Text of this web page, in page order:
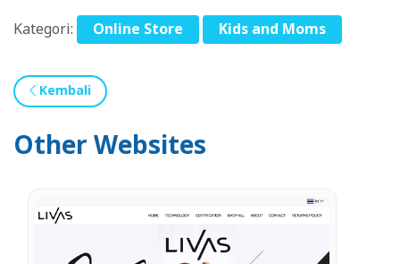
Kategori: Online Store Kids and Moms
Kembali
Other Websites